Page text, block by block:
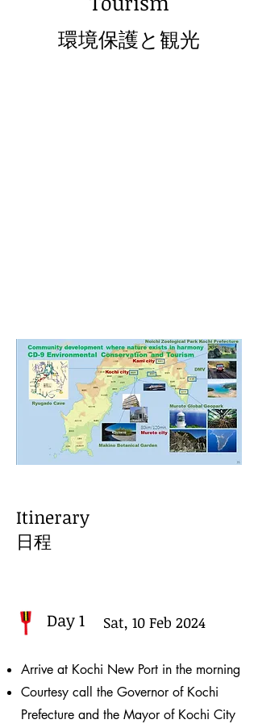
環境保護と観光
Itinerary
日程
Day 1 Sat, 10 Feb 2024
Arrive at Kochi New Port in the morning
Courtesy call the Governor of Kochi
Prefecture and the Mayor of Kochi City